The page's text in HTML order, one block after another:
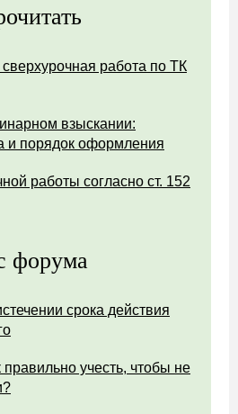
сверхурочная работа по ТК
взыскании:
и порядок оформления
работы согласно ст. 152
форума
срока действия
учесть, чтобы не